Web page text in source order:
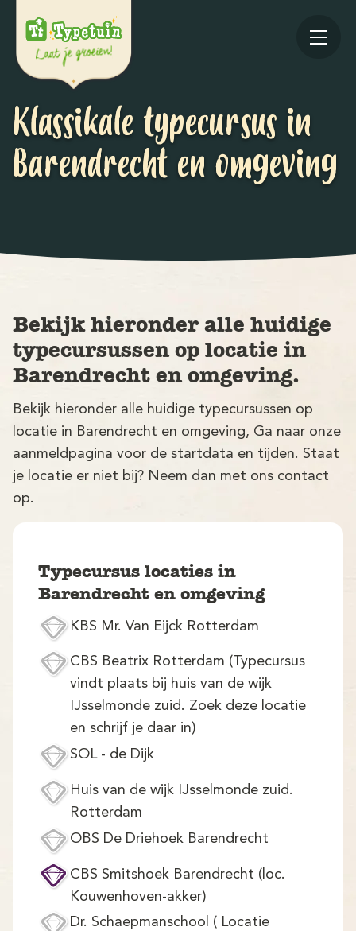
Demo
Klassikale typecursus in
Barendrecht en omgeving
Bekijk hieronder alle huidige
typecursussen op locatie in
Barendrecht en omgeving.
Bekijk hieronder alle huidige typecursussen op
locatie in Barendrecht en omgeving, Ga naar onze
aanmeldpagina voor de startdata en tijden. Staat
je locatie er niet bij? Neem dan met ons contact
op.
Typecursus locaties in
Barendrecht en omgeving
KBS Mr. Van Eijck Rotterdam
CBS Beatrix Rotterdam (Typecursus
vindt plaats bij huis van de wijk
IJsselmonde zuid. Zoek deze locatie
en schrijf je daar in)
SOL - de Dijk
Huis van de wijk IJsselmonde zuid.
Rotterdam
OBS De Driehoek Barendrecht
CBS Smitshoek Barendrecht (loc.
Kouwenhoven-akker)
Dr. Schaepmanschool ( Locatie